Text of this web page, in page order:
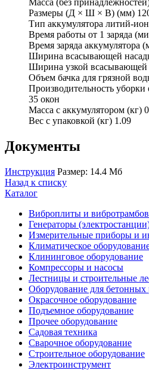
Размеры (Д × Ш × В) (мм)
Тип аккумулятора литий-
Время работы от 1 заряда
Время заряда аккумулятора
Ширина всасывающей
Ширина узкой всасывающей
Объем бачка для грязной
Производительность уборки
35 окон
Масса с аккумулятором (кг)
Вес с упаковкой (кг) 1.09
Документы
Инструкция Размер: 14.4 Мб
Назад к списку
Каталог
Виброплиты и
Генераторы
Измерительные приборы и
Климатическое
Клининговое оборудование
Компрессоры и насосы
Лестницы и строительные
Оборудование для бетонных
Окрасочное оборудование
Подъемное оборудование
Прочее оборудование
Садовая техника
Сварочное оборудование
Строительное оборудование
Электроинструмент